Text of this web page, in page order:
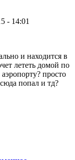
- 14:01
и находится в
лететь домой по
просто
попал и тд?